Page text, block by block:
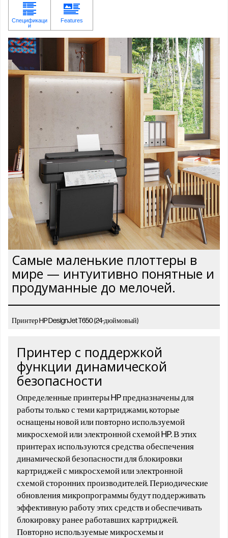
Самые маленькие плоттеры в
мире — интуитивно понятные и
продуманные до мелочей.
Принтер HP DesignJet T650 (24-дюймовый)
Принтер с поддержкой
функции динамической
безопасности
Определенные принтеры HP предназначены для
работы только с теми картриджами, которые
оснащены новой или повторно используемой
микросхемой или электронной схемой HP. В этих
принтерах используются средства обеспечения
динамической безопасности для блокировки
картриджей с микросхемой или электронной
схемой сторонних производителей. Периодические
обновления микропрограммы будут поддерживать
эффективную работу этих средств и обеспечивать
блокировку ранее работавших картриджей.
Повторно используемые микросхемы и